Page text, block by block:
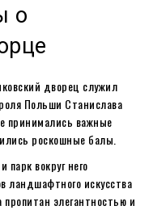
о
дворец служил
Польши Станислава
принимались важные
роскошные балы.
парк вокруг него
ландшафтного искусства
пропитан элегантностью и